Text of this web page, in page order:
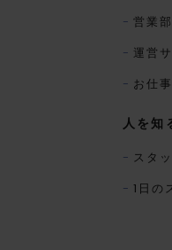
営業
運営
お仕
人を知
スタ
1日の